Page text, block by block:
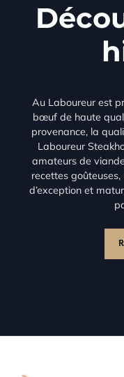
Au Laboureur est
bœuf de haute
provenance, la
Laboureur
amateurs de
recettes
d’exception et